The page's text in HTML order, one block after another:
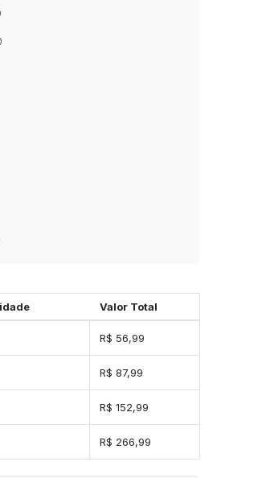
Valor Total
R$ 56,99
R$ 87,99
R$ 152,99
R$ 266,99